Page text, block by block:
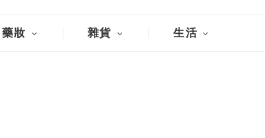
藥妝 雜貨 生活